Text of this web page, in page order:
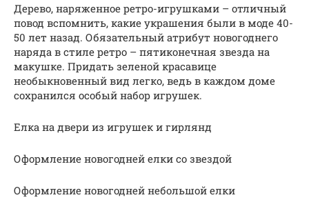
Дерево, наряженное ретро-игрушками – отличный
повод вспомнить, какие украшения были в моде 40-
50 лет назад. Обязательный атрибут новогоднего
наряда в стиле ретро – пятиконечная звезда на
макушке. Придать зеленой красавице
необыкновенный вид легко, ведь в каждом доме
сохранился особый набор игрушек.
Елка на двери из игрушек и гирлянд
Оформление новогодней елки со звездой
Оформление новогодней небольшой елки